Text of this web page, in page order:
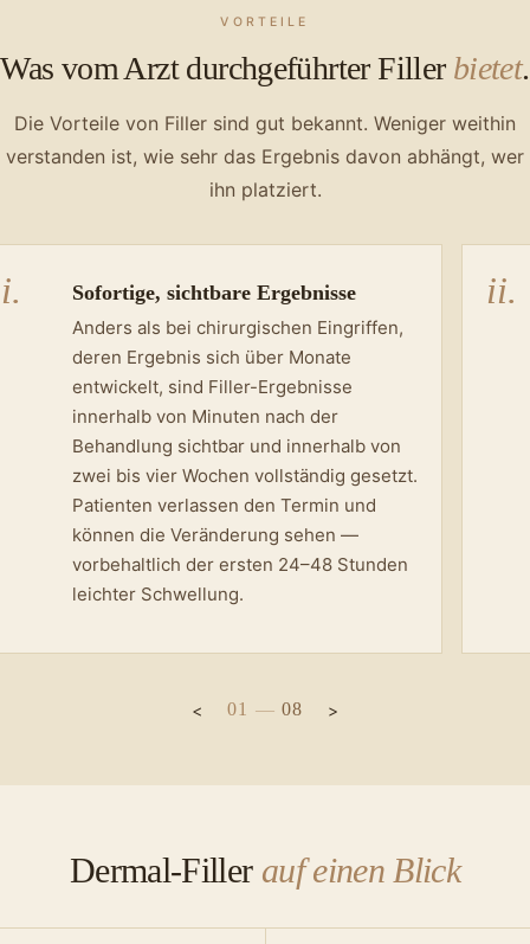
VORTEILE
Was vom Arzt durchgeführter Filler bietet.
Die Vorteile von Filler sind gut bekannt. Weniger weithin
verstanden ist, wie sehr das Ergebnis davon abhängt, wer
ihn platziert.
i. Sofortige, sichtbare Ergebnisse
Anders als bei chirurgischen Eingriffen,
deren Ergebnis sich über Monate
entwickelt, sind Filler-Ergebnisse
innerhalb von Minuten nach der
Behandlung sichtbar und innerhalb von
zwei bis vier Wochen vollständig gesetzt.
Patienten verlassen den Termin und
können die Veränderung sehen —
vorbehaltlich der ersten 24–48 Stunden
leichter Schwellung.
ii.
01 — 08
Dermal-Filler auf einen Blick